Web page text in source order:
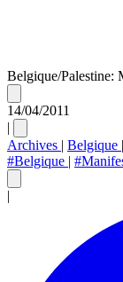
Belgique/Palestine:
14/04/2011
|
Archives | Belgique |
#Belgique |
|